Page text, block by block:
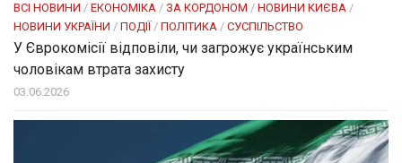
ВСІ НОВИНИ / ЕКОНОМІКА / ЗА КОРДОНОМ / НОВИНИ КИЄВА /
НОВИНИ УКРАЇНИ / ПОДІЇ / ПОЛІТИКА / СУСПІЛЬСТВО
У Єврокомісії відповіли, чи загрожує українським
чоловікам втрата захисту
03.06.2026